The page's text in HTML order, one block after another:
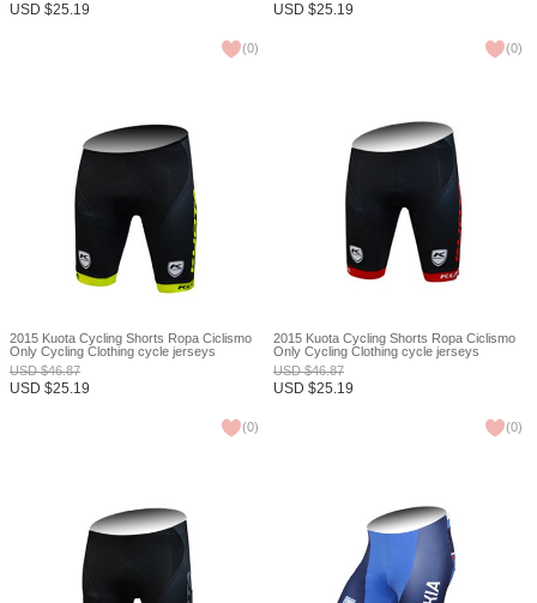
USD $25.19
(0)
USD $25.19
(0)
2015 Kuota Cycling Shorts Ropa Ciclismo
Only Cycling Clothing cycle jerseys
Ciclismo bicicletas maillot ciclismo XXS
USD$46.87
USD $25.19
(0)
2015 Kuota Cycling Shorts Ropa Ciclismo
Only Cycling Clothing cycle jerseys
Ciclismo bicicletas maillot ciclismo XXS
USD$46.87
USD $25.19
(0)